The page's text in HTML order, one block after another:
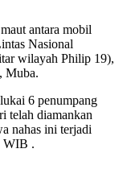
antara mobil
Nasional
wilayah Philip 19),
Muba.
6 penumpang
telah diamankan
nahas ini terjadi
WIB .